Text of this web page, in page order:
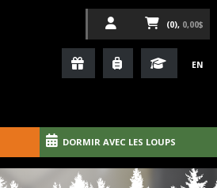
(0), 0,00$
EN
DORMIR AVEC LES LOUPS